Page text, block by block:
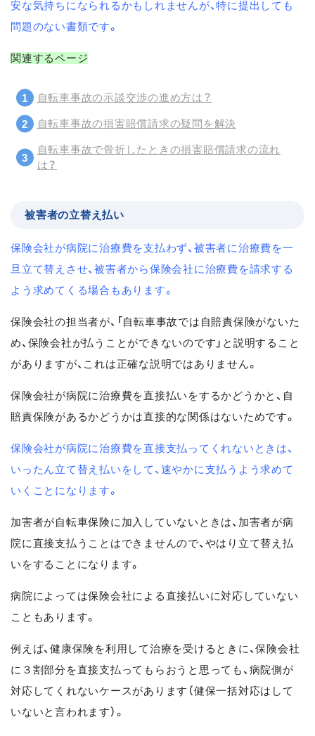
安な気持ちになられるかもしれませんが、特に提出しても
問題のない書類です。
関連するページ
自転車事故の示談交渉の進め方は？
自転車事故の損害賠償請求の疑問を解決
自転車事故で骨折したときの損害賠償請求の流れ
は？
被害者の立替え払い
保険会社が病院に治療費を支払わず、被害者に治療費を一
旦立て替えさせ、被害者から保険会社に治療費を請求する
よう求めてくる場合もあります。
保険会社の担当者が、「自転車事故では自賠責保険がないた
め、保険会社が払うことができないのです」と説明すること
がありますが、これは正確な説明ではありません。
保険会社が病院に治療費を直接払いをするかどうかと、自
賠責保険があるかどうかは直接的な関係はないためです。
保険会社が病院に治療費を直接支払ってくれないときは、
いったん立て替え払いをして、速やかに支払うよう求めて
いくことになります。
加害者が自転車保険に加入していないときは、加害者が病
院に直接支払うことはできませんので、やはり立て替え払
いをすることになります。
病院によっては保険会社による直接払いに対応していない
こともあります。
例えば、健康保険を利用して治療を受けるときに、保険会社
に３割部分を直接支払ってもらおうと思っても、病院側が
対応してくれないケースがあります（健保一括対応はして
いないと言われます）。